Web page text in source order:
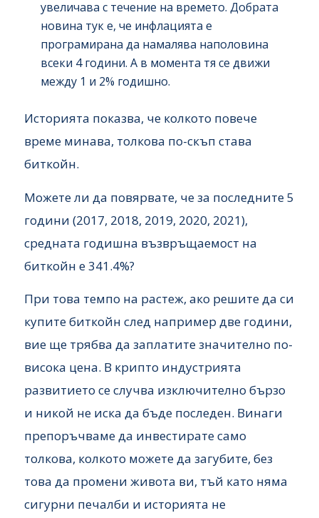
увеличава с течение на времето. Добрата
новина тук е, че инфлацията е
програмирана да намалява наполовина
всеки 4 години. А в момента тя се движи
между 1 и 2% годишно.
Историята показва, че колкото повече
време минава, толкова по-скъп става
биткойн.
Можете ли да повярвате, че за последните 5
години (2017, 2018, 2019, 2020, 2021),
средната годишна възвръщаемост на
биткойн е 341.4%?
При това темпо на растеж, ако решите да си
купите биткойн след например две години,
вие ще трябва да заплатите значително по-
висока цена. В крипто индустрията
развитието се случва изключително бързо
и никой не иска да бъде последен. Винаги
препоръчваме да инвестирате само
толкова, колкото можете да загубите, без
това да промени живота ви, тъй като няма
сигурни печалби и историята не